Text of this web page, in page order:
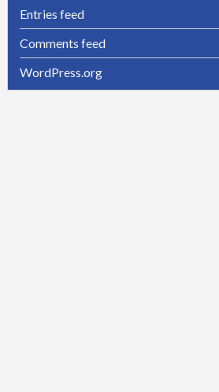
Entries feed
Comments feed
WordPress.org